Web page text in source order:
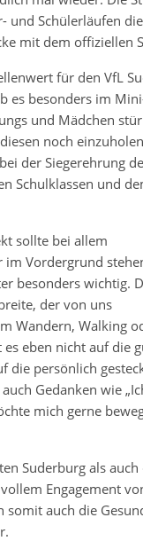
und Schülerläufen
mit dem offiziellen
für den VfL
es besonders im
und Mädchen
noch
der Siegerehrung
Schulklassen und
sollte bei allem
im Vordergrund
besonders wichtig.
der von uns
Wandern, Walking
eben nicht auf die
die persönlich
Gedanken wie
mich gerne
Suderburg als
Engagement
auch die